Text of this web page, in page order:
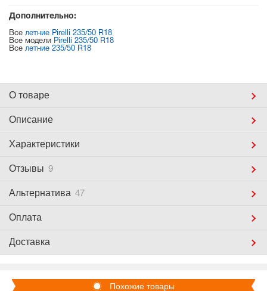
Дополнительно:
Все летние Pirelli 235/50 R18
Все модели Pirelli 235/50 R18
Все летние 235/50 R18
О товаре
Описание
Характеристики
Отзывы 9
Альтернатива 47
Оплата
Доставка
Похожие товары